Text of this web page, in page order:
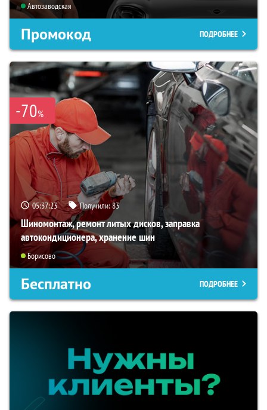
Автозаводская
Промокод ПОДРОБНЕЕ
-70%
05:37:22 Получили:83
Шиномонтаж, ремонт литых дисков, заправка
автокондиционера, хранение шин
Борисово
Бесплатно ПОДРОБНЕЕ